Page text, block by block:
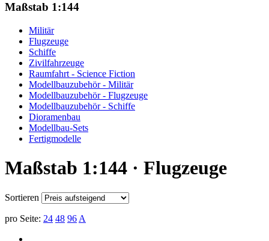
Maßstab 1:144
Militär
Flugzeuge
Schiffe
Zivilfahrzeuge
Raumfahrt - Science Fiction
Modellbauzubehör - Militär
Modellbauzubehör - Flugzeuge
Modellbauzubehör - Schiffe
Dioramenbau
Modellbau-Sets
Fertigmodelle
Maßstab 1:144 · Flugzeuge
Sortieren
pro Seite: 24 48 96 A